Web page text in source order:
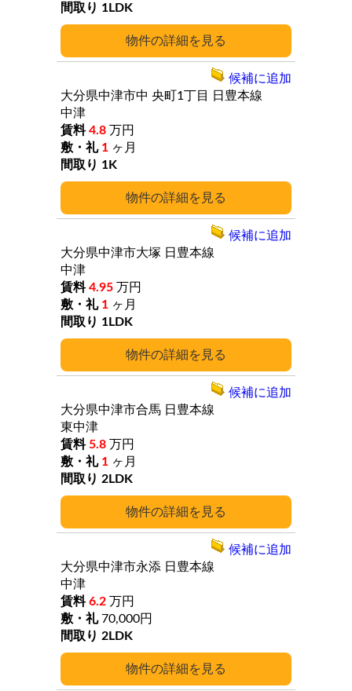
詳細
1LDK
詳細
大分県中津市中 央町1丁目
日豊本線
中津
4.8 万円
1 ヶ月
1K
候補に追加
詳細
大分県中津市大塚 日豊本線
中津
4.95 万円
1 ヶ月
1LDK
候補に追加
詳細
大分県中津市合馬 日豊本線
東中津
5.8 万円
1 ヶ月
2LDK
候補に追加
詳細
大分県中津市永添 日豊本線
中津
6.2 万円
70,000円
2LDK
候補に追加